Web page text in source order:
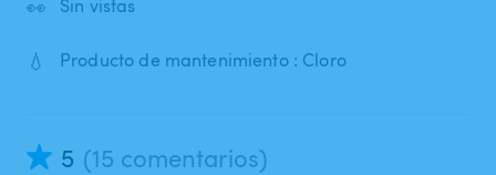
👀 Sin vistas
💧 Producto de mantenimiento : Cloro
5 (15 comentarios)